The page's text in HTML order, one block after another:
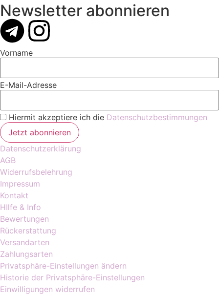
Newsletter abonnieren
Vorname
E-Mail-Adresse
Hiermit akzeptiere ich die Datenschutzbestimmungen
Datenschutzerklärung
AGB
Widerrufsbelehrung
Impressum
Kontakt
HIlfe & Info
Bewertungen
Rückerstattung
Versandarten
Zahlungsarten
Privatsphäre-Einstellungen ändern
Historie der Privatsphäre-Einstellungen
Einwilligungen widerrufen